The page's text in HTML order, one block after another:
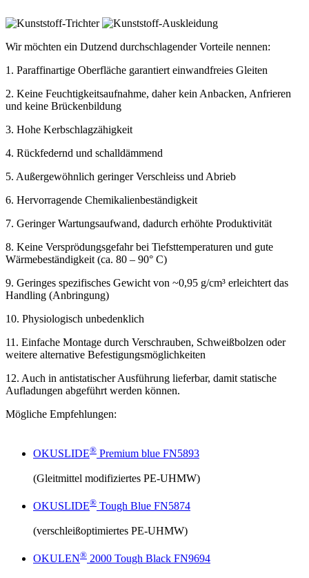
Wir möchten ein Dutzend durchschlagender Vorteile nennen:
1. Paraffinartige Oberfläche garantiert einwandfreies Gleiten
2. Keine Feuchtigkeitsaufnahme, daher kein Anbacken, Anfrieren
und keine Brückenbildung
3. Hohe Kerbschlagzähigkeit
4. Rückfedernd und schalldämmend
5. Außergewöhnlich geringer Verschleiss und Abrieb
6. Hervorragende Chemikalienbeständigkeit
7. Geringer Wartungsaufwand, dadurch erhöhte Produktivität
8. Keine Versprödungsgefahr bei Tiefsttemperaturen und gute
Wärmebeständigkeit (ca. 80 – 90° C)
9. Geringes spezifisches Gewicht von ~0,95 g/cm³ erleichtert das
Handling (Anbringung)
10. Physiologisch unbedenklich
11. Einfache Montage durch Verschrauben, Schweißbolzen oder
weitere alternative Befestigungsmöglichkeiten
12. Auch in antistatischer Ausführung lieferbar, damit statische
Aufladungen abgeführt werden können.
Mögliche Empfehlungen:
OKUSLIDE® Premium blue FN5893
(Gleitmittel modifiziertes PE-UHMW)
OKUSLIDE® Tough Blue FN5874
(verschleißoptimiertes PE-UHMW)
OKULEN® 2000 Tough Black FN9694